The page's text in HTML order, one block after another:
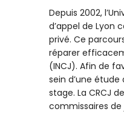
Depuis 2002,
d’appel de Lyon
privé. Ce
réparer
(INCJ). Afin de
sein d’une
stage. La CRCJ
commissaires